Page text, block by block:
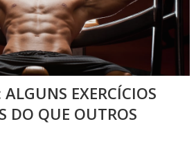
EXERCÍCIOS
DO QUE OUTROS